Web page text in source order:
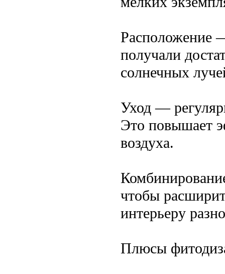
Расположение
получали
солнечных
Уход —
Это повышает
воздуха.
чтобы
интерьеру
Плюсы